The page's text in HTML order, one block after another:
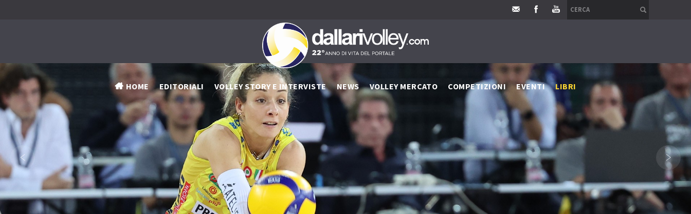
HOME EDITORIALI VOLLEY STORY E INTERVISTE NEWS VOLLEY MERCATO COMPETIZIONI EVENTI LIBRI
‹ ›